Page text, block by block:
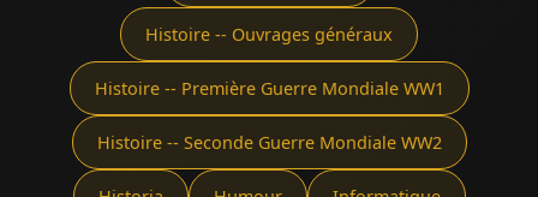
Histoire -- Ouvrages généraux
Histoire -- Première Guerre Mondiale WW1
Histoire -- Seconde Guerre Mondiale WW2